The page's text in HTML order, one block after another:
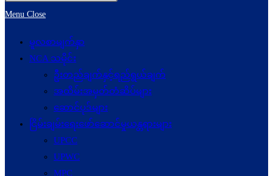
Menu Close
မူလစာမျက်နှာ
NCA သမိုင်း
ဦးတည်ချက်နှင့်ရည်ရွယ်ချက်
အထိမ်းအမှတ်တံဆိပ်များ
ဆောင်ပုဒ်များ
ငြိမ်းချမ်းရေးဖော်‌ဆောင်မှုယန္တရားများ
UPCC
UPWC
MPC